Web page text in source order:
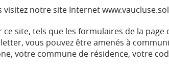
notre site Internet
site, tels que les formulaires de la page
vous pouvez être amenés à
votre commune de résidence, votre